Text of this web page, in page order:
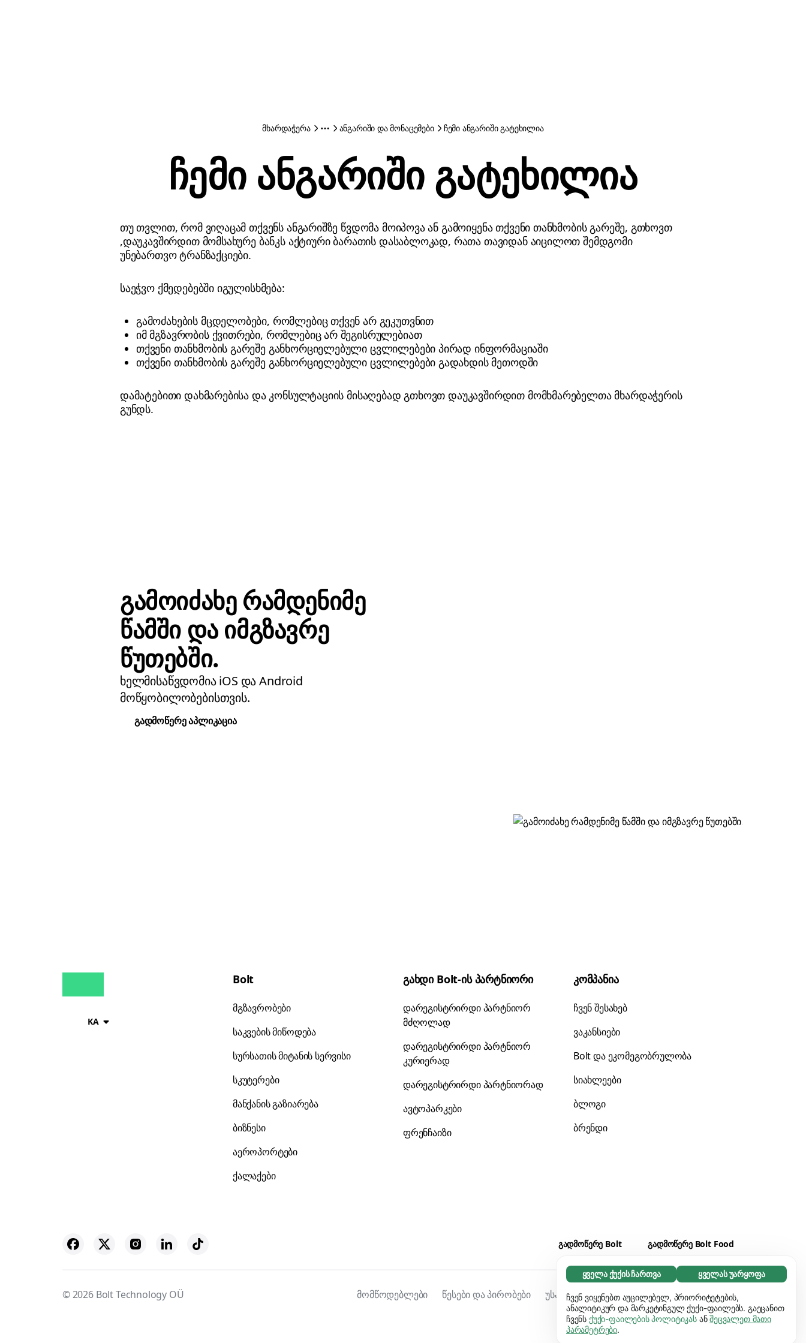
აუცილებელი (65)
აუცილებელი ქუქიები ვებგვერდს
გამოყენებადს ხდის და საბაზო ფუნქციებს
ააქტიურებს, მაგ. გვერდის ნავიგაციას.
ვებგვერდი ვერ იფუნქციონირებს ამ ქუქიების
გაიგეთ მეტი
პრეფერენციები (17)
ყველა ქუქის ჩართვა ყველას უარყოფა
ჩვენ ვიყენებთ აუცილებელ, პრიორიტეტების,
ანალიტიკურ და მარკეტინგულ ქუქი-ფაილებს. გაეცანით
ჩვენს ქუქი-ფაილების პოლიტიკასანშეცვალეთ მათი
პარამეტრები.
მხარდაჭერა ანგარიში და მონაცემები ჩემი ანგარიში გატეხილია
ჩემი ანგარიში გატეხილია
თუ თვლით, რომ ვიღაცამ თქვენს ანგარიშზე წვდომა მოიპოვა ან გამოიყენა თქვენი თანხმობის გარეშე, გთხოვთ
,დაუკავშირდით მომსახურე ბანკს აქტიური ბარათის დასაბლოკად, რათა თავიდან აიცილოთ შემდგომი
უნებართვო ტრანზაქციები.
საეჭვო ქმედებებში იგულისხმება:
გამოძახების მცდელობები, რომლებიც თქვენ არ გეკუთვნით
იმ მგზავრობის ქვითრები, რომლებიც არ შეგისრულებიათ
თქვენი თანხმობის გარეშე განხორციელებული ცვლილებები პირად ინფორმაციაში
თქვენი თანხმობის გარეშე განხორციელებული ცვლილებები გადახდის მეთოდში
დამატებითი დახმარებისა და კონსულტაციის მისაღებად გთხოვთ დაუკავშირდით მომხმარებელთა მხარდაჭერის
გუნდს.
გამოიძახე რამდენიმე
წამში და იმგზავრე
წუთებში.
ხელმისაწვდომია iOS და Android
მოწყობილობებისთვის.
გადმოწერე აპლიკაცია
KA
Bolt
მგზავრობები
საკვების მიწოდება
სურსათის მიტანის სერვისი
სკუტერები
მანქანის გაზიარება
ბიზნესი
აეროპორტები
ქალაქები
გახდი Bolt-ის პარტნიორი
დარეგისტრირდი პარტნიორ
მძღოლად
დარეგისტრირდი პარტნიორ
კურიერად
დარეგისტრირდი პარტნიორად
ავტოპარკები
ფრენჩაიზი
კომპანია
ჩვენ შესახებ
ვაკანსიები
Bolt და ეკომეგობრულობა
სიახლეები
ბლოგი
ბრენდი
გადმოწერე Bolt გადმოწერე Bolt Food
© 2026 Bolt Technology OÜ მომწოდებლები წესები და პირობები უსაფრთხოება Cookies უსაფრთხოება